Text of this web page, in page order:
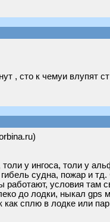
, сто к чемуи влупят
толи у ингоса, толи у
судна, пожар и
работают, условия там
до лодки, ныкал gps
сплю в лодке или